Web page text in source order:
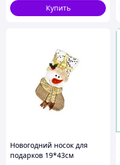
Купить
Новогодний носок для
подарков 19*43см